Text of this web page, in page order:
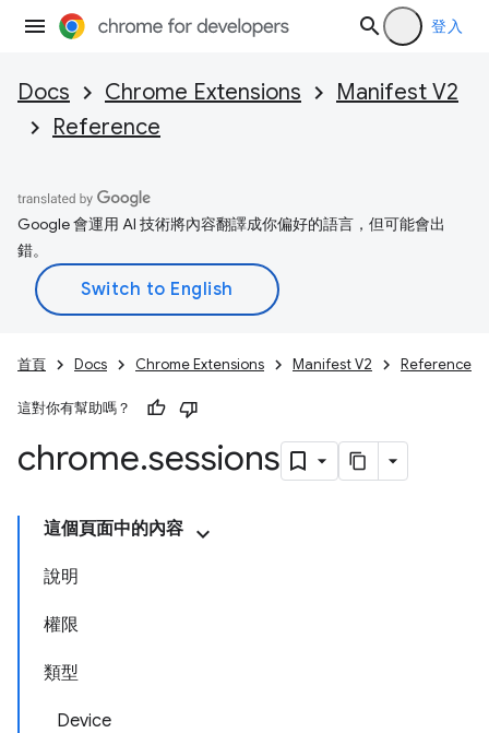
登入
Docs Chrome Extensions
Manifest V2
Reference
Google 會運用 AI 技術將內容翻譯成你偏好的語言，但可能會出
錯。
首頁 Docs Chrome Extensions Manifest V2 Reference
這對你有幫助嗎？
chrome.sessions
這個頁面中的內容
說明
權限
類型
Device